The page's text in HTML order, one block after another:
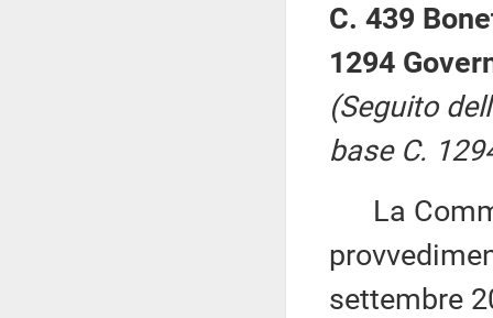
C. 439
1294
(Seguito
base C.
La
settembre